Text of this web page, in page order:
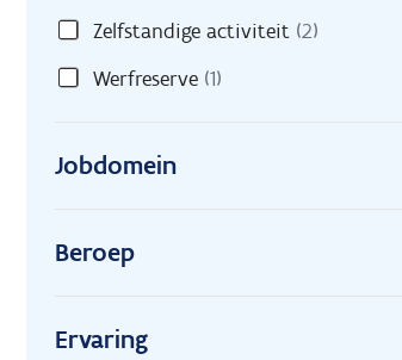
Zelfstandige activiteit (2)
Werfreserve (1)
Jobdomein
Beroep
Ervaring